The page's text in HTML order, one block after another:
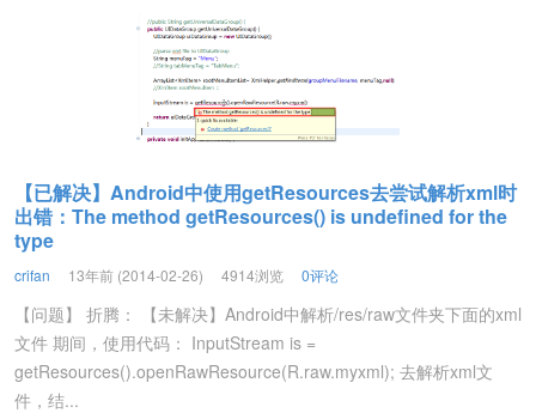
【已解决】Android中使用getResources去尝试解析xml时
出错：The method getResources() is undefined for the
type
crifan 13年前 (2014-02-26) 4914浏览 0评论
【问题】 折腾： 【未解决】Android中解析/res/raw文件夹下面的xml
文件 期间，使用代码： InputStream is =
getResources().openRawResource(R.raw.myxml); 去解析xml文
件，结...